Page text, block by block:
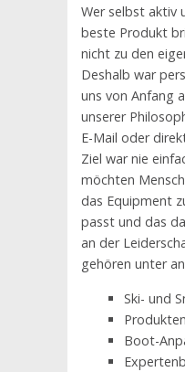
Wer selbst aktiv
beste Produkt
nicht zu den
Deshalb war
uns von Anfang
unserer
E-Mail oder
Ziel war nie
möchten
das Equipment
passt und das
an der
gehören unter
Ski- und
Boot-